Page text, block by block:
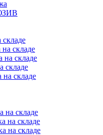
складе
на складе
складе
на складе
на складе
на складе
на складе